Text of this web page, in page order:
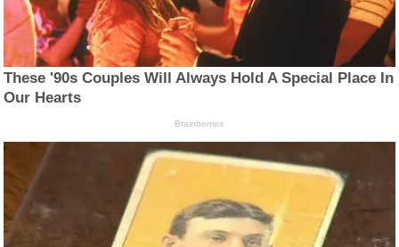
These '90s Couples Will Always Hold A Special Place In
Our Hearts
Brainberries